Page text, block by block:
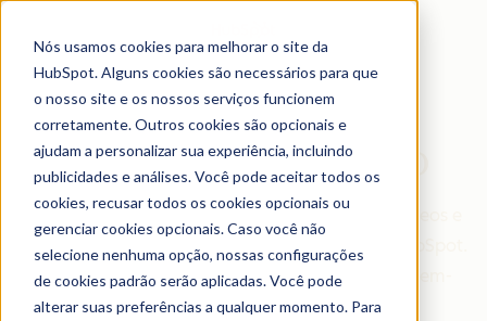
Nós usamos cookies para melhorar o site da
HubSpot. Alguns cookies são necessários para que
o nosso site e os nossos serviços funcionem
corretamente. Outros cookies são opcionais e
ajudam a personalizar sua experiência, incluindo
publicidades e análises. Você pode aceitar todos os
cookies, recusar todos os cookies opcionais ou
gerenciar cookies opcionais. Caso você não
selecione nenhuma opção, nossas configurações
de cookies padrão serão aplicadas. Você pode
alterar suas preferências a qualquer momento. Para
HubSpot Em Vídeo
Com o Hubspot Em Vídeo você pode acessar vídeos e
webinars lançados mensalmente para clientes HubSpot.
Queremos ajudar clientes como você a serem bem-
sucedidos com o HubSpot, facilitando o seu